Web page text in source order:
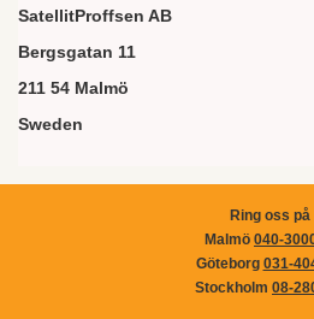
SatellitProffsen AB
Bergsgatan 11
211 54 Malmö
Sweden
Ring oss på
Malmö 040-
Göteborg 031-
Stockholm 08-